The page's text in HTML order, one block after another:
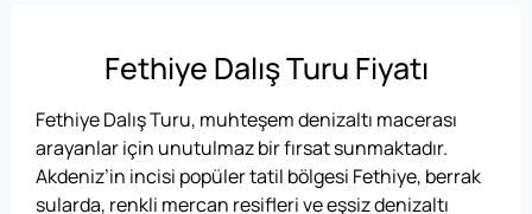
Fethiye Dalış Turu Fiyatı
Fethiye Dalış Turu, muhteşem denizaltı macerası
arayanlar için unutulmaz bir fırsat sunmaktadır.
Akdeniz’in incisi popüler tatil bölgesi Fethiye, berrak
sularda, renkli mercan resifleri ve eşsiz denizaltı